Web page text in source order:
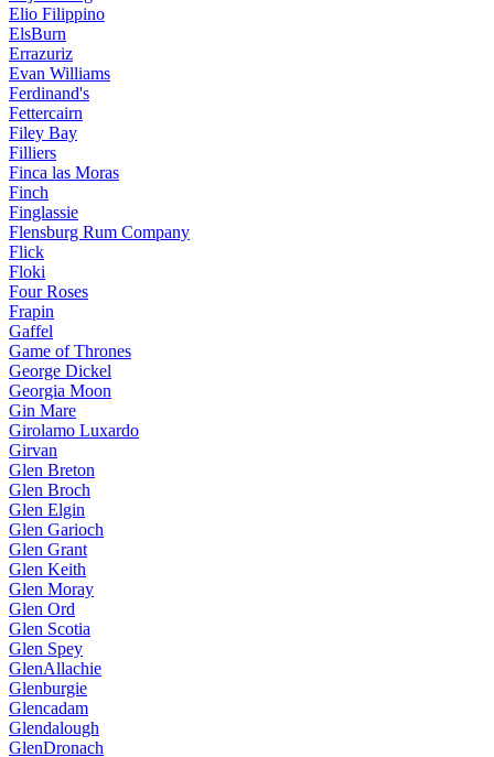
Elio Filippino
ElsBurn
Errazuriz
Evan Williams
Ferdinand's
Fettercairn
Filey Bay
Filliers
Finca las Moras
Finch
Finglassie
Flensburg Rum Company
Flick
Floki
Four Roses
Frapin
Gaffel
Game of Thrones
George Dickel
Georgia Moon
Gin Mare
Girolamo Luxardo
Girvan
Glen Breton
Glen Broch
Glen Elgin
Glen Garioch
Glen Grant
Glen Keith
Glen Moray
Glen Ord
Glen Scotia
Glen Spey
GlenAllachie
Glenburgie
Glencadam
Glendalough
GlenDronach